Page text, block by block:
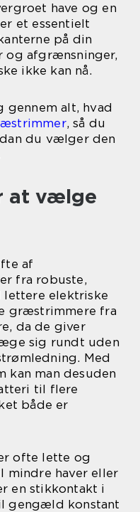
have og en
et essentielt
på din
og afgrænsninger,
ikke kan nå.
gennem alt, hvad
, så du
du vælger den
at vælge
af
fra robuste,
elektriske
græstrimmere fra
da de giver
sig rundt uden
Med
kan man desuden
til flere
både er
ofte lette og
mindre haver eller
en stikkontakt i
gengæld konstant